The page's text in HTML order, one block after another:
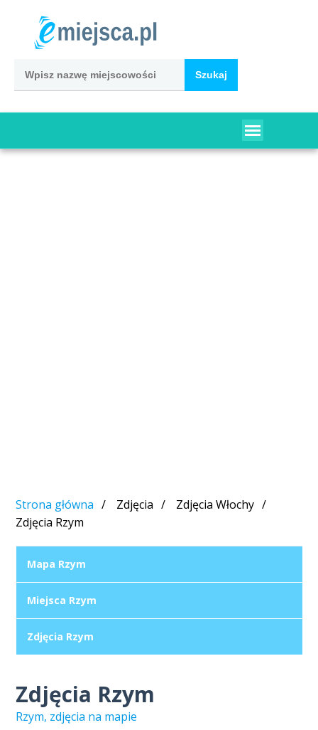
Strona główna Zdjęcia
Zdjęcia Włochy
Zdjęcia Rzym
Mapa Rzym
Miejsca Rzym
Zdjęcia Rzym
Zdjęcia Rzym
Rzym, zdjęcia na mapie